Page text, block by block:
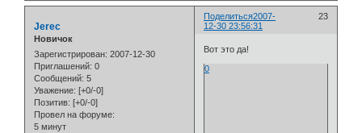
Поделиться 23
2007-
12-30 23:56:31
Jerec
Новичок
Зарегистрирован: 2007-12-30
Приглашений: 0
Сообщений: 5
Уважение: [+0/-0]
Позитив: [+0/-0]
Провел на форуме:
5 минут
Вот это да!
0